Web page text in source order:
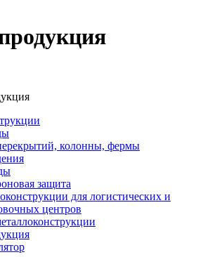
колонны, фермы
защита
для логистических и
центров